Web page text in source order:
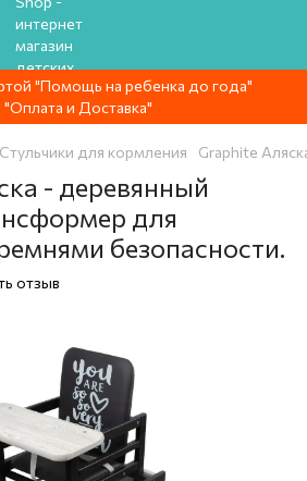
"Помощь на ребенка до года"
и Доставка"
Стульчики для кормления Graphite
- деревянный
для
безопасности.
отзыв